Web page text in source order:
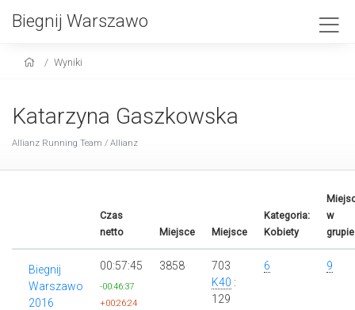
Biegnij Warszawo
Wyniki
Katarzyna Gaszkowska
Allianz Running Team / Allianz
Czas
netto
Miejsce Miejsce
Kategoria:
Kobiety
w
grupie
Biegnij
Warszawo
2016
00:57:45
-00:46:37
+00:26:24
3858
703
K40 :
129
6 9